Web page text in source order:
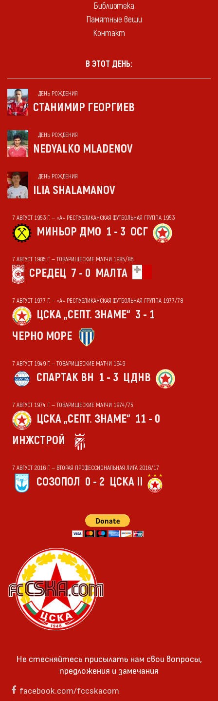
Библиотека
Памятные вещи
Контакт
В ЭТОТ ДЕНЬ:
ДЕНЬ РОЖДЕНИЯ
СТАНИМИР ГЕОРГИЕВ
ДЕНЬ РОЖДЕНИЯ
NEDYALKO MLADENOV
ДЕНЬ РОЖДЕНИЯ
ILIA SHALAMANOV
7 АВГУСТ 1953 Г. — «А» РЕСПУБЛИКАНСКАЯ ФУТБОЛЬНАЯ ГРУППА 1953
МИНЬОР ДМО 1 - 3 ОСГ
7 АВГУСТ 1985 Г. — ТОВАРИЩЕСКИЕ МАТЧИ 1985/86
СРЕДЕЦ 7 - 0 МАЛТА
7 АВГУСТ 1977 Г. — «А» РЕСПУБЛИКАНСКАЯ ФУТБОЛЬНАЯ ГРУППА 1977/78
ЦСКА „СЕПТ. ЗНАМЕ“ 3 - 1
ЧЕРНО МОРЕ
7 АВГУСТ 1949 Г. — ТОВАРИЩЕСКИЕ МАТЧИ 1949
СПАРТАК ВН 1 - 3 ЦДНВ
7 АВГУСТ 1974 Г. — ТОВАРИЩЕСКИЕ МАТЧИ 1974/75
ЦСКА „СЕПТ. ЗНАМЕ“ 11 - 0
ИНЖСТРОЙ
7 АВГУСТ 2016 Г. — ВТОРАЯ ПРОФЕССИОНАЛЬНАЯ ЛИГА 2016/17
СОЗОПОЛ 0 - 2 ЦСКА II
Не стесняйтесь присылать нам свои вопросы,
предложения и замечания
facebook.com/fccskacom